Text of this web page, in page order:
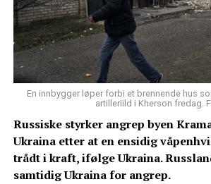
En innbygger løper forbi et brennende hus
artilleriild i Kherson fredag.
Russiske styrker angrep byen
Ukraina etter at en ensidig
trådt i kraft, ifølge Ukraina.
samtidig Ukraina for angrep.